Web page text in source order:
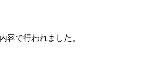
容で行われました。